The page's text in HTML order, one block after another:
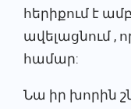
հերիքում է
ավելացնում ,
համար:
Նա իր խորին